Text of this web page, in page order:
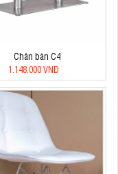
Chân bàn C4
1.148.000 VNĐ